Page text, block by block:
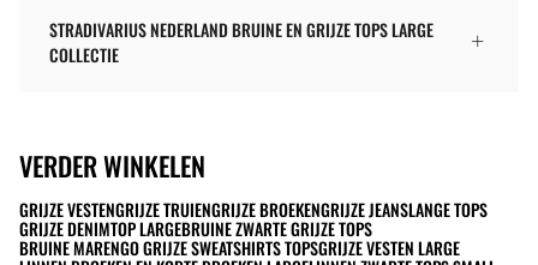
STRADIVARIUS NEDERLAND BRUINE EN GRIJZE TOPS LARGE
COLLECTIE
VERDER WINKELEN
GRIJZE VESTENGRIJZE TRUIENGRIJZE BROEKENGRIJZE JEANSLANGE TOPS
GRIJZE DENIMTOP LARGEBRUINE ZWARTE GRIJZE TOPS
BRUINE MARENGO GRIJZE SWEATSHIRTS TOPSGRIJZE VESTEN LARGE